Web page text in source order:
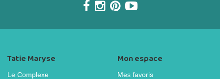
Tatie Maryse
Le Complexe
Mon espace
Mes favoris